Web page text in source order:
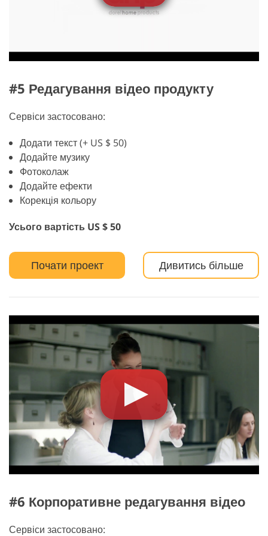
#5 Редагування відео продукту
Сервіси застосовано:
Додати текст (+ US $ 50)
Додайте музику
Фотоколаж
Додайте ефекти
Корекція кольору
Усього вартість US $ 50
Почати проект Дивитись більше
#6 Корпоративне редагування відео
Сервіси застосовано: